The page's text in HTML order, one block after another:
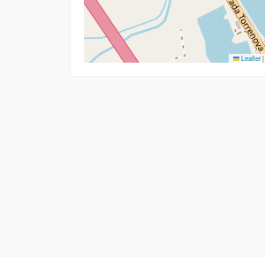
Leaflet|